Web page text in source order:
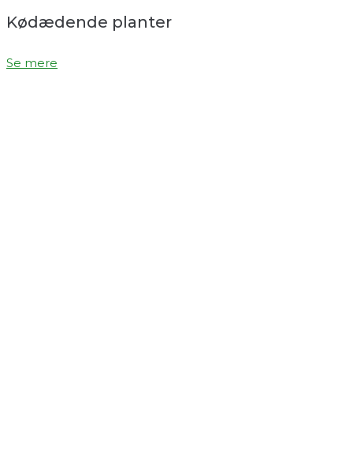
Kødædende planter
Se mere